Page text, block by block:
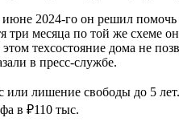
2024-го он решил помочь
месяца по той же схеме он
техсостояние дома не
в пресс-службе.
лишение свободы до 5
в ₽110 тыс.